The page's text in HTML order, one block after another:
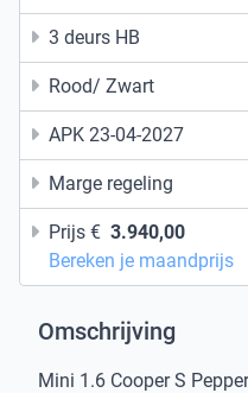
3 deurs HB
Rood/ Zwart
APK 23-04-2027
Marge regeling
Prijs € 3.940,00
Bereken je maandprijs
Omschrijving
Mini 1.6 Cooper S